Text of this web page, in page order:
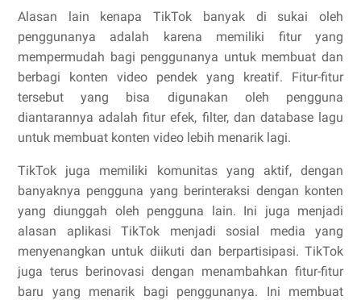
Alasan lain kenapa TikTok banyak di sukai oleh
penggunanya adalah karena memiliki fitur yang
mempermudah bagi penggunanya untuk membuat dan
berbagi konten video pendek yang kreatif. Fitur-fitur
tersebut yang bisa digunakan oleh pengguna
diantarannya adalah fitur efek, filter, dan database lagu
untuk membuat konten video lebih menarik lagi.
TikTok juga memiliki komunitas yang aktif, dengan
banyaknya pengguna yang berinteraksi dengan konten
yang diunggah oleh pengguna lain. Ini juga menjadi
alasan aplikasi TikTok menjadi sosial media yang
menyenangkan untuk diikuti dan berpartisipasi. TikTok
juga terus berinovasi dengan menambahkan fitur-fitur
baru yang menarik bagi penggunanya. Ini membuat